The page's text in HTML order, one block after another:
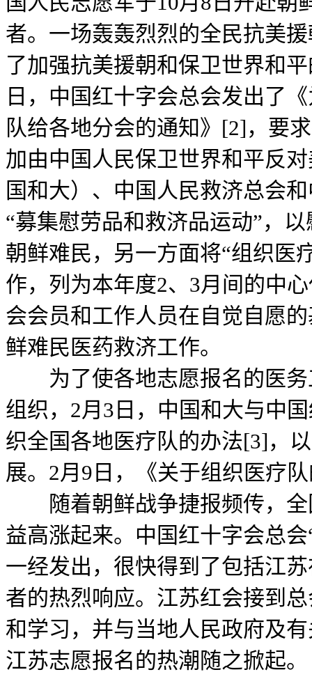
者。一场轰轰烈烈的全民抗美
了加强抗美援朝和保卫世界和
日，中国红十字会总会发出了
队给各地分会的通知》[2]，要
加由中国人民保卫世界和平反
国和大）、中国人民救济总会
“募集慰劳品和救济品运动”，
朝鲜难民，另一方面将“组织医
作，列为本年度2、3月间的中
会会员和工作人员在自觉自愿
鲜难民医药救济工作。
为了使各地志愿报名的医务
组织，2月3日，中国和大与中
织全国各地医疗队的办法[3]，
展。2月9日，《关于组织医疗
随着朝鲜战争捷报频传，全
益高涨起来。中国红十字会总
一经发出，很快得到了包括江
者的热烈响应。江苏红会接到
和学习，并与当地人民政府及
江苏志愿报名的热潮随之掀起。